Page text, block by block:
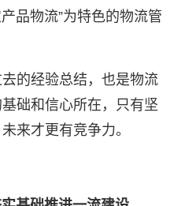
品物流”为特色的物流管
的经验总结，也是物流
础和信心所在，只有坚
来才更有竞争力。